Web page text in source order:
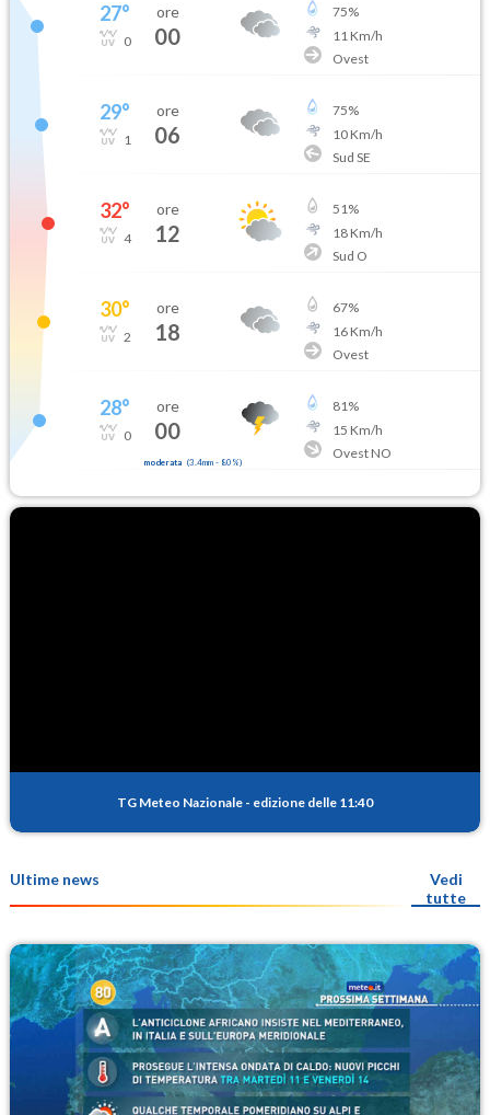
27°
0
ore
00
75%
11 Km/h
Ovest
29°
1
ore
06
75%
10Km/h
Sud SE
32°
4
ore
12
51%
18Km/h
Sud O
30°
2
ore
18
67%
16Km/h
Ovest
28°
0
ore
00
moderata (3.4mm- 80 %)
81%
15 Km/h
Ovest NO
TG Meteo Nazionale - edizione delle 11:40
Ultime news
Vedi
tutte